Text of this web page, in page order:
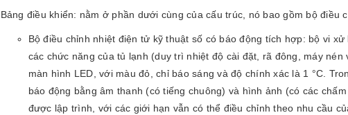
Bảng điều khiển: nằm ở phần dưới cùng của cấu trúc, nó bao gồm bộ điều
Bộ điều chỉnh nhiệt điện tử kỹ thuật số có báo động tích hợp: bộ vi
các chức năng của tủ lạnh (duy trì nhiệt độ cài đặt, rã đông, máy
màn hình LED, với màu đỏ, chỉ báo sáng và độ chính xác là 1 °C.
báo động bằng âm thanh (có tiếng chuông) và hình ảnh (có các
được lập trình, với các giới hạn vẫn có thể điều chỉnh theo nhu cầu